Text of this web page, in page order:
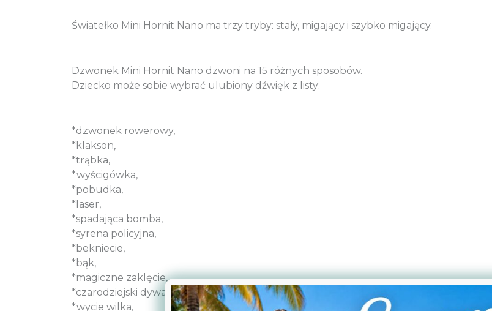
Światełko Mini Hornit Nano ma trzy tryby: stały, migający i szybko migający.
Dzwonek Mini Hornit Nano dzwoni na 15 różnych sposobów.
Dziecko może sobie wybrać ulubiony dźwięk z listy:
*dzwonek rowerowy,
*klakson,
*trąbka,
*wyścigówka,
*pobudka,
*laser,
*spadająca bomba,
*syrena policyjna,
*bekniecie,
*bąk,
*magiczne zaklęcie,
*czarodziejski dywan,
*wycie wilka,